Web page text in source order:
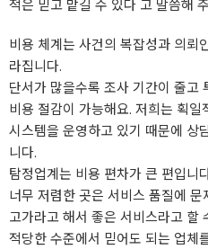
적은 믿고 맡길 수 있다 고 말씀해
비용 체계는 사건의 복잡성과 의뢰
라집니다.
단서가 많을수록 조사 기간이 줄고
비용 절감이 가능해요. 저희는 획
시스템을 운영하고 있기 때문에 상
니다.
탐정업계는 비용 편차가 큰 편입니
너무 저렴한 곳은 서비스 품질에
고가라고 해서 좋은 서비스라고 할
적당한 수준에서 믿어도 되는 업체